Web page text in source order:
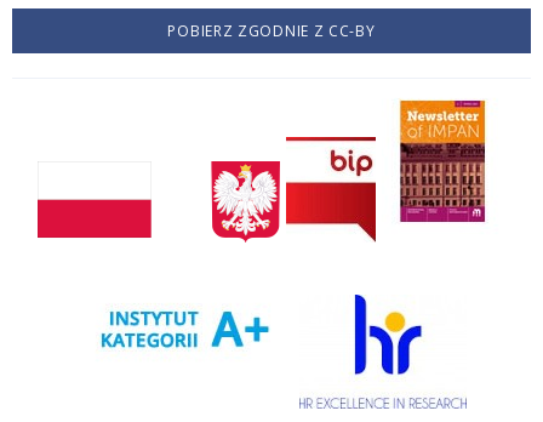
POBIERZ ZGODNIE Z CC-BY